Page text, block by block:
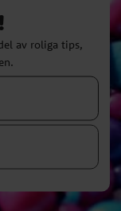
av roliga tips,